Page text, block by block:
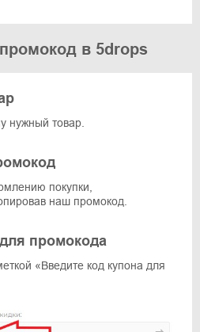
в 5drops
нужный товар.
покупки,
наш промокод.
промокода
«Введите код купона для